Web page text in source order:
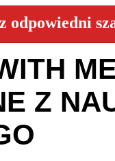
odpowiedni
Z